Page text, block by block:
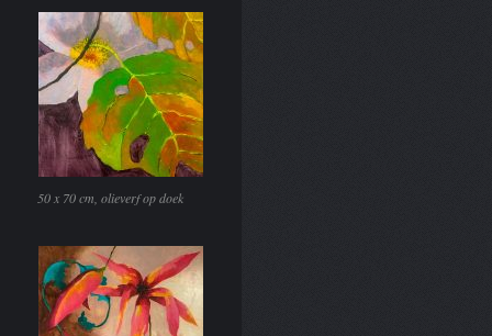
50 x 70 cm, olieverf op doek